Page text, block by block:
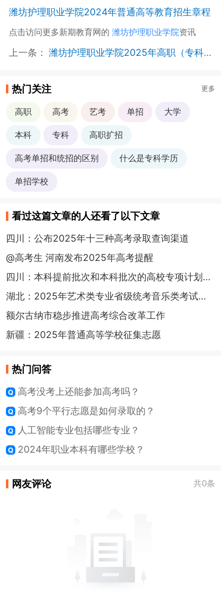
潍坊护理职业学院2024年普通高等教育招生章程
点击访问更多新期教育网的 潍坊护理职业学院资讯
上一条： 潍坊护理职业学院2025年高职（专科）单独招生和综合评价招生章程
热门关注 更多
高职 高考 艺考 单招 大学
本科 专科 高职扩招
高考单招和统招的区别 什么是专科学历
单招学校
看过这篇文章的人还看了以下文章
四川：公布2025年十三种高考录取查询渠道
@高考生 河南发布2025年高考提醒
四川：本科提前批次和本科批次的高校专项计划有哪些区别？
湖北：2025年艺术类专业省级统考音乐类考试报考须知
额尔古纳市稳步推进高考综合改革工作
新疆：2025年普通高等学校征集志愿
热门问答
高考没考上还能参加高考吗？
高考9个平行志愿是如何录取的？
人工智能专业包括哪些专业？
2024年职业本科有哪些学校？
网友评论 共0条